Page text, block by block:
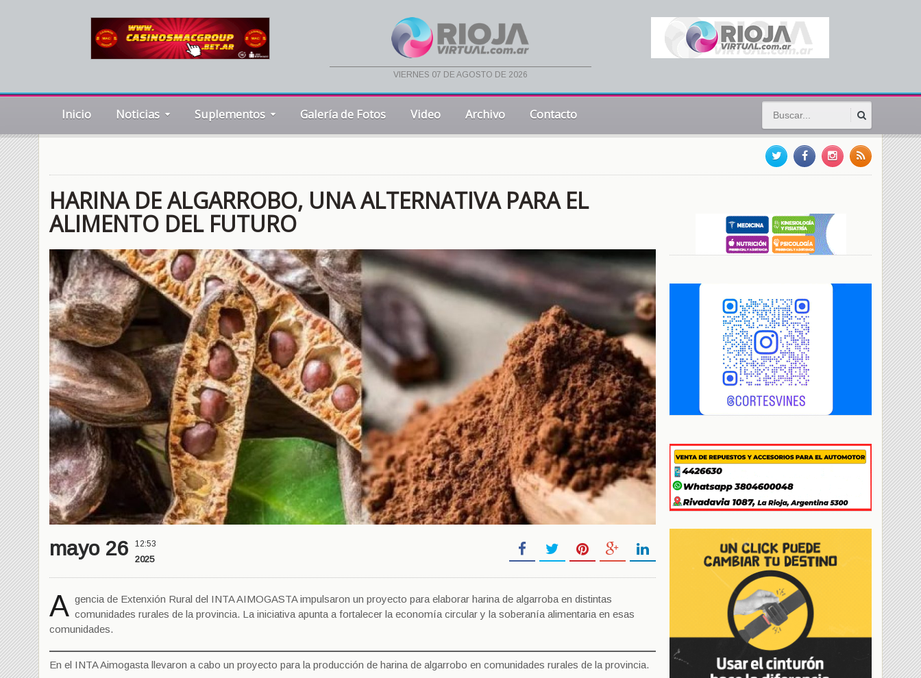
viernes 07 de agosto de 2026
Inicio Noticias Suplementos Galería de Fotos Video Archivo Contacto
HARINA DE ALGARROBO, UNA ALTERNATIVA PARA EL
ALIMENTO DEL FUTURO
mayo 26 12:53
2025
A gencia de Extenxión Rural del INTA AIMOGASTA impulsaron un proyecto para elaborar harina de algarroba en distintas
comunidades rurales de la provincia. La iniciativa apunta a fortalecer la economía circular y la soberanía alimentaria en esas
comunidades.
En el INTA Aimogasta llevaron a cabo un proyecto para la producción de harina de algarrobo en comunidades rurales de la provincia.